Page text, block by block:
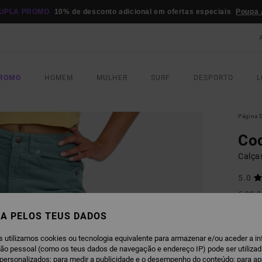
PROMO 10% de desconto adicional em ofertas especiais Poupa
HOMEM MULHER SURF DESPORTO
Página
5.0
€
Paga
PELOS TEUS DADOS
utilizamos cookies ou tecnologia equivalente para armazenar e/ou aceder a
pessoal (como os teus dados de navegação e endereço IP) pode ser
para medir a publicidade e o desempenho do conteúdo; para